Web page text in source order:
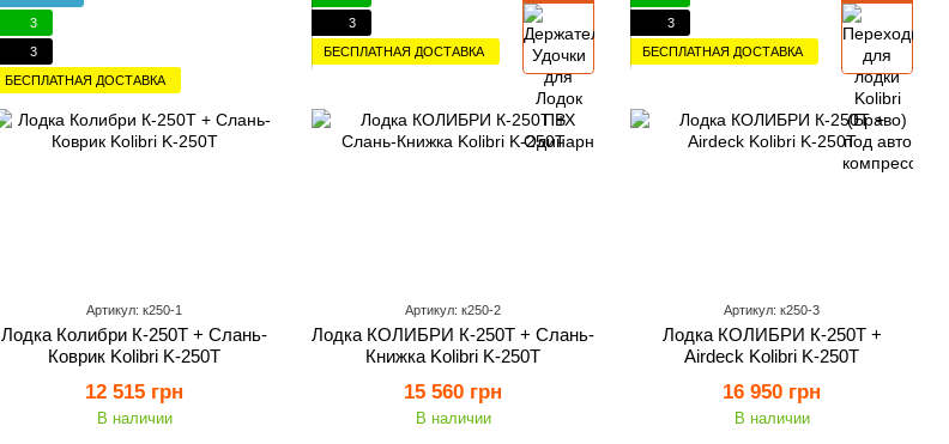
3
3
БЕСПЛАТНАЯ ДОСТАВКА
Артикул: к250-1
Лодка Колибри К-250Т + Слань-
Коврик Kolibri K-250Т
12 515 грн
В наличии
3
БЕСПЛАТНАЯ ДОСТАВКА
Артикул: к250-2
Лодка КОЛИБРИ К-250Т + Слань-
Книжка Kolibri K-250Т
15 560 грн
В наличии
3
БЕСПЛАТНАЯ ДОСТАВКА
Артикул: к250-3
Лодка КОЛИБРИ К-250Т +
Airdeck Kolibri K-250Т
16 950 грн
В наличии